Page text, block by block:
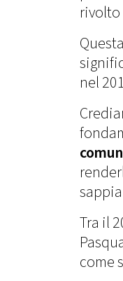
rivolto
nel
Tra il
come